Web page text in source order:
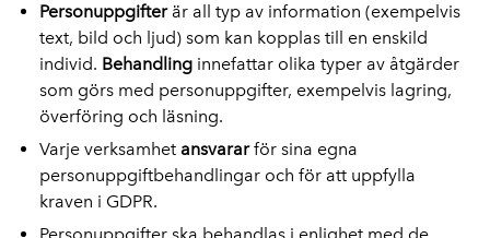
Personuppgifterär all typ av information (exempelvis
text, bild och ljud) som kan kopplas till en enskild
individ. Behandling innefattar olika typer av åtgärder
som görs med personuppgifter, exempelvis lagring,
överföring och läsning.
Varje verksamhet ansvararför sina egna
personuppgiftbehandlingar och för att uppfylla
kraven i GDPR.